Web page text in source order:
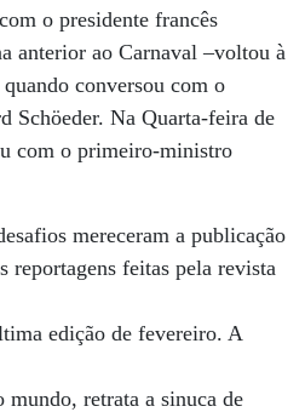
o presidente francês
anterior ao Carnaval –voltou à
conversou com o
Schöeder. Na Quarta-feira de
com o primeiro-ministro
mereceram a publicação
reportagens feitas pela revista
edição de fevereiro. A
mundo, retrata a sinuca de